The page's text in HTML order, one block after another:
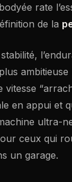
rate
de la
vitesse
en appui et
ultra-
ceux qui
un garage.